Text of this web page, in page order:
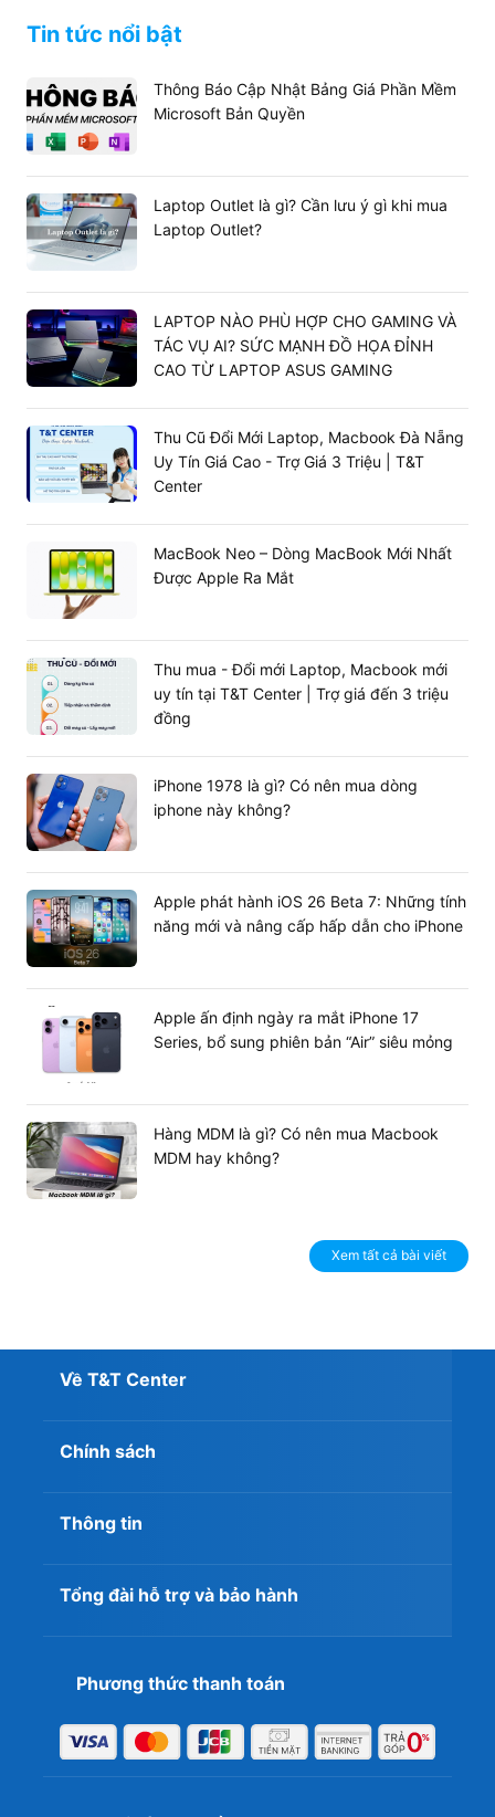
Tin tức nổi bật
Thông Báo Cập Nhật Bảng Giá Phần Mềm
Microsoft Bản Quyền
Laptop Outlet là gì? Cần lưu ý gì khi mua
Laptop Outlet?
LAPTOP NÀO PHÙ HỢP CHO GAMING VÀ
TÁC VỤ AI? SỨC MẠNH ĐỒ HỌA ĐỈNH
CAO TỪ LAPTOP ASUS GAMING
Thu Cũ Đổi Mới Laptop, Macbook Đà Nẵng
Uy Tín Giá Cao - Trợ Giá 3 Triệu | T&T
Center
MacBook Neo – Dòng MacBook Mới Nhất
Được Apple Ra Mắt
Thu mua - Đổi mới Laptop, Macbook mới
uy tín tại T&T Center | Trợ giá đến 3 triệu
đồng
iPhone 1978 là gì? Có nên mua dòng
iphone này không?
Apple phát hành iOS 26 Beta 7: Những tính
năng mới và nâng cấp hấp dẫn cho iPhone
Apple ấn định ngày ra mắt iPhone 17
Series, bổ sung phiên bản “Air” siêu mỏng
Hàng MDM là gì? Có nên mua Macbook
MDM hay không?
Xem tất cả bài viết
Về T&T Center
Chính sách
Thông tin
Tổng đài hỗ trợ và bảo hành
Phương thức thanh toán